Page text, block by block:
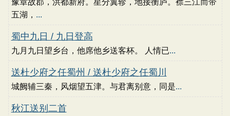
豫章故郡，洪都新府。星分翼轸，地接衡庐。襟三江而带
五湖， ...
蜀中九日 / 九日登高
九月九日望乡台，他席他乡送客杯。 人情已...
送杜少府之任蜀州 / 送杜少府之任蜀川
城阙辅三秦，风烟望五津。与君离别意，同是...
秋江送别二首